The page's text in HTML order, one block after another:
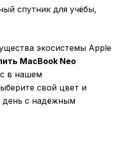
спутник для учёбы,
экосистемы Apple
MacBook Neo
в нашем
свой цвет и
день с надёжным